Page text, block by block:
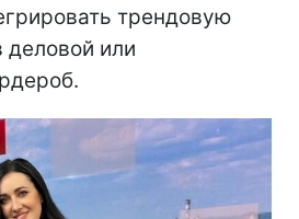
трендовую
или